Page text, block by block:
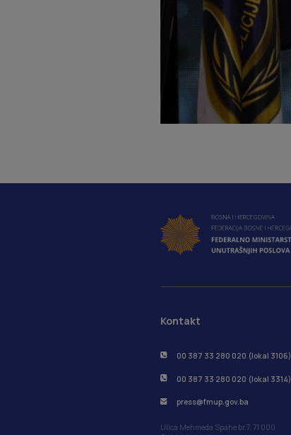
Kontakt
00 387 33 280 020 (lokal 3106)
00 387 33 280 020 (lokal 3314)
press@fmup.gov.ba
Ulica Mehmeda Spahe br.7, 71 000